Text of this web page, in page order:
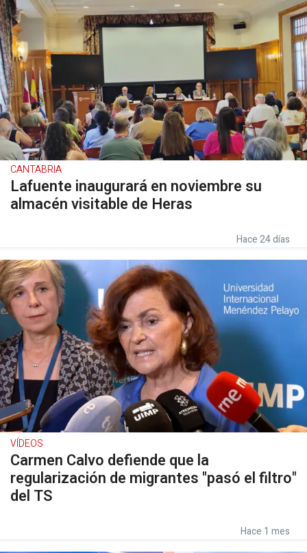
CANTABRIA
Lafuente inaugurará en noviembre su
almacén visitable de Heras
Hace 24 días
VÍDEOS
Carmen Calvo defiende que la
regularización de migrantes "pasó el filtro"
del TS
Hace 1 mes